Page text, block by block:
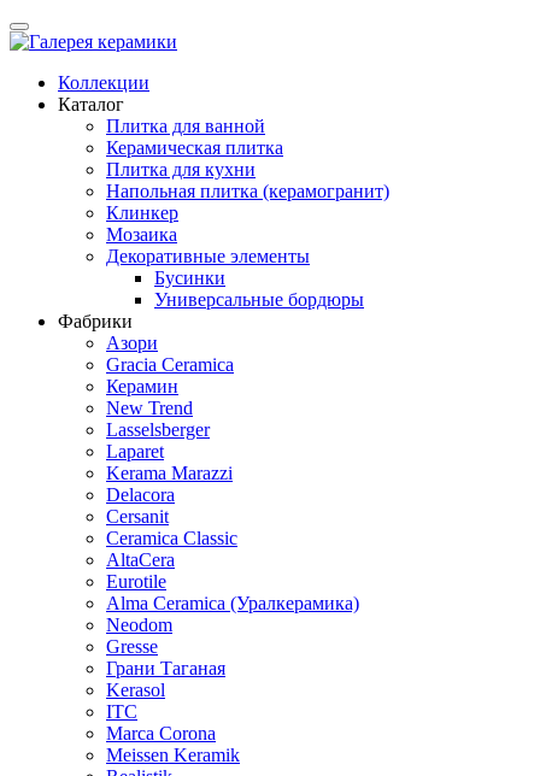
Коллекции
Каталог
Плитка для ванной
Керамическая плитка
Плитка для кухни
Напольная плитка (керамогранит)
Клинкер
Мозаика
Декоративные элементы
Бусинки
Универсальные бордюры
Фабрики
Азори
Gracia Ceramica
Керамин
New Trend
Lasselsberger
Laparet
Kerama Marazzi
Delacora
Cersanit
Ceramica Classic
AltaCera
Eurotile
Alma Ceramica (Уралкерамика)
Neodom
Gresse
Грани Таганая
Kerasol
ITC
Marca Corona
Meissen Keramik